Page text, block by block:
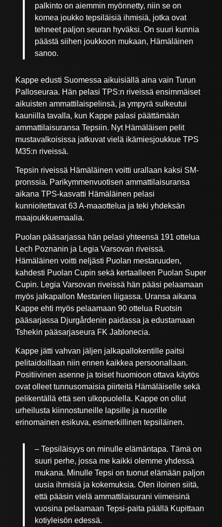
palkinto on aiemmin myönnetty, niin se on
komea joukko tepsiläisiä ihmisiä, jotka ovat
tehneet paljon seuran hyväksi. On suuri kunnia
päästä siihen joukkoon mukaan, Hämäläinen
sanoo.
Kappe edusti Suomessa aikuisiällä aina vain Turun
Palloseuraa. Hän pelasi TPS:n riveissä ensimmäiset
aikuisten ammattilaispelinsä, ja ympyrä sulkeutui
kauniilla tavalla, kun Kappe palasi päättämään
ammattilaisuransa Tepsiin. Nyt Hämäläisen pelit
mustavalkoisissa jatkuvat vielä ikämiesjoukkue TPS
M35:n riveissä.
Tepsin riveissä Hämäläinen voitti urallaan kaksi SM-
pronssia. Parikymmenvuotisen ammattilaisuransa
aikana TPS-kasvatti Hämäläinen pelasi
kunnioitettavat 63 A-maaottelua ja teki yhdeksän
maajoukkuemaalia.
Puolan pääsarjassa hän pelasi yhteensä 191 ottelua
Lech Poznanin ja Legia Varsovan riveissä.
Hämäläinen voitti neljästi Puolan mestaruuden,
kahdesti Puolan Cupin sekä kertaalleen Puolan Super
Cupin. Legia Varsovan riveissä hän pääsi pelaamaan
myös jalkapallon Mestarien liigassa. Uransa aikana
Kappe ehti myös pelaamaan 90 ottelua Ruotsin
pääsarjassa Djurgårdenin paidassa ja edustamaan
Tshekin pääsarjaseura FK Jablonecia.
Kappe jätti vahvan jäljen jalkapallokentille paitsi
pelitaidoillaan niin ennen kaikkea persoonallaan.
Positiivinen asenne ja toiset huomioon ottava käytös
ovat olleet tunnusomaisia piirteitä Hämäläiselle sekä
pelikentällä että sen ulkopuolella. Kappe on ollut
urheilusta kiinnostuneille lapsille ja nuorille
erinomainen esikuva, esimerkillinen tepsiläinen.
– Tepsiläisyys on minulle elämäntapa. Tämä on
suuri perhe, jossa me kaikki olemme yhdessä
mukana. Minulle Tepsi on tuonut elämään paljon
uusia ihmisiä ja kokemuksia. Olen iloinen siitä,
että pääsin vielä ammattilaisurani viimeisinä
vuosina pelaamaan Tepsi-paita päällä Kupittaan
kotiyleisön edessä.